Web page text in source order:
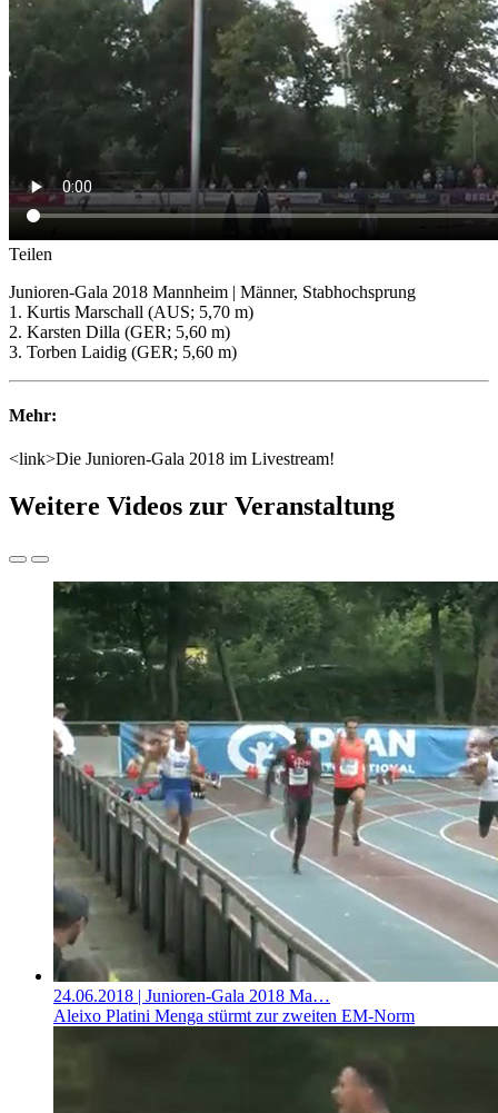
Teilen
Junioren-Gala 2018 Mannheim | Männer, Stabhochsprung
1. Kurtis Marschall (AUS; 5,70 m)
2. Karsten Dilla (GER; 5,60 m)
3. Torben Laidig (GER; 5,60 m)
Mehr:
<link>Die Junioren-Gala 2018 im Livestream!
Weitere Videos zur Veranstaltung
24.06.2018 | Junioren-Gala 2018 Ma…
Aleixo Platini Menga stürmt zur zweiten EM-Norm